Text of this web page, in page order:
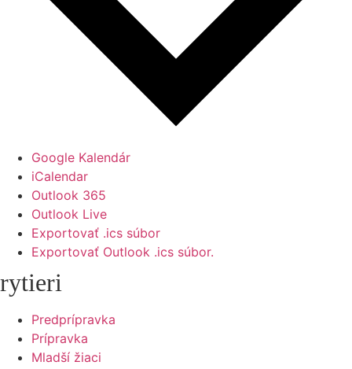
Google Kalendár
iCalendar
Outlook 365
Outlook Live
Exportovať .ics súbor
Exportovať Outlook .ics súbor.
rytieri
Predprípravka
Prípravka
Mladší žiaci